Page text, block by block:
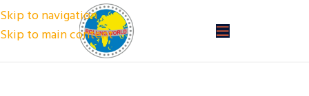
Skip to navigation
Skip to main content